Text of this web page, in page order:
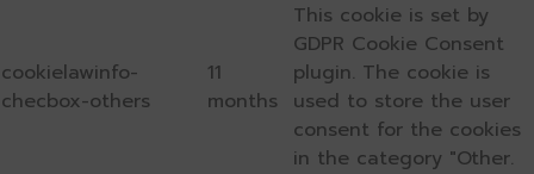
cookielawinfo-
checbox-others
11
months
This cookie is set by
GDPR Cookie Consent
plugin. The cookie is
used to store the user
consent for the cookies
in the category "Other.